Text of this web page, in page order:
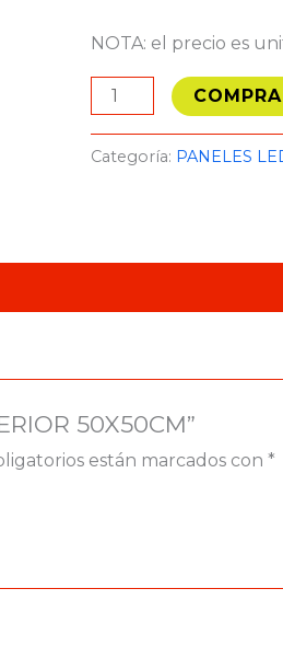
NOTA: el precio es
Categoría: PANELES
50X50CM”
están marcados con *